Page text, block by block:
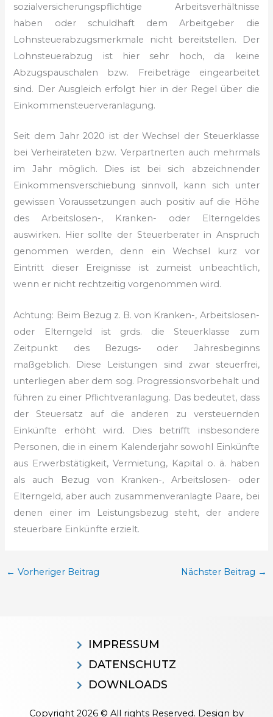
sozialversicherungspflichtige Arbeitsverhältnisse
haben oder schuldhaft dem Arbeitgeber die
Lohnsteuerabzugsmerkmale nicht bereitstellen. Der
Lohnsteuerabzug ist hier sehr hoch, da keine
Abzugspauschalen bzw. Freibeträge eingearbeitet
sind. Der Ausgleich erfolgt hier in der Regel über die
Einkommensteuerveranlagung.
Seit dem Jahr 2020 ist der Wechsel der Steuerklasse
bei Verheirateten bzw. Verpartnerten auch mehrmals
im Jahr möglich. Dies ist bei sich abzeichnender
Einkommensverschiebung sinnvoll, kann sich unter
gewissen Voraussetzungen auch positiv auf die Höhe
des Arbeitslosen-, Kranken- oder Elterngeldes
auswirken. Hier sollte der Steuerberater in Anspruch
genommen werden, denn ein Wechsel kurz vor
Eintritt dieser Ereignisse ist zumeist unbeachtlich,
wenn er nicht rechtzeitig vorgenommen wird.
Achtung: Beim Bezug z. B. von Kranken-, Arbeitslosen-
oder Elterngeld ist grds. die Steuerklasse zum
Zeitpunkt des Bezugs- oder Jahresbeginns
maßgeblich. Diese Leistungen sind zwar steuerfrei,
unterliegen aber dem sog. Progressionsvorbehalt und
führen zu einer Pflichtveranlagung. Das bedeutet, dass
der Steuersatz auf die anderen zu versteuernden
Einkünfte erhöht wird. Dies betrifft insbesondere
Personen, die in einem Kalenderjahr sowohl Einkünfte
aus Erwerbstätigkeit, Vermietung, Kapital o. ä. haben
als auch Bezug von Kranken-, Arbeitslosen- oder
Elterngeld, aber auch zusammenveranlagte Paare, bei
denen einer im Leistungsbezug steht, der andere
steuerbare Einkünfte erzielt.
← Vorheriger Beitrag Nächster Beitrag →
IMPRESSUM
DATENSCHUTZ
DOWNLOADS
Copyright 2026 © All rights Reserved. Design by